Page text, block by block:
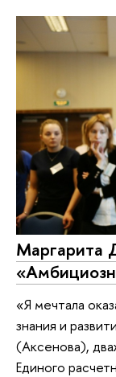
Маргарита
«Я мечтала
знания и
(Аксенова),
Единого